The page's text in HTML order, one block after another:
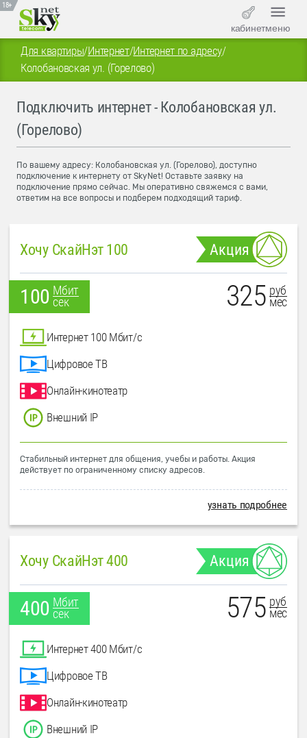
18+
кабинетменю
Для квартиры/Интернет/Интернет по адресу/
Колобановская ул. (Горелово)
Подключить интернет - Колобановская ул.
(Горелово)
По вашему адресу: Колобановская ул. (Горелово), доступно
подключение к интернету от SkyNet! Оставьте заявку на
подключение прямо сейчас. Мы оперативно свяжемся с вами,
ответим на все вопросы и подберем подходящий тариф.
Хочу СкайНэт 100 Акция
100 Мбит
сек
325 руб
мес
Интернет 100 Мбит/с
Цифровое ТВ
Онлайн-кинотеатр
Внешний IP
Стабильный интернет для общения, учебы и работы. Акция
действует по ограниченному списку адресов.
узнать подробнее
Хочу СкайНэт 400 Акция
400 Мбит
сек
575 руб
мес
Интернет 400 Мбит/с
Цифровое ТВ
Онлайн-кинотеатр
Внешний IP